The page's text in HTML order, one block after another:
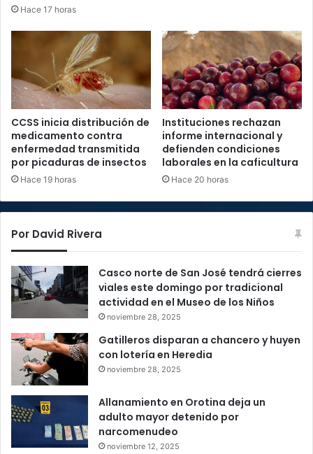
Hace 17 horas
CCSS inicia distribución de
medicamento contra
enfermedad transmitida
por picaduras de insectos
Hace 19 horas
Instituciones rechazan
informe internacional y
defienden condiciones
laborales en la caficultura
Hace 20 horas
Por David Rivera
Casco norte de San José tendrá cierres
viales este domingo por tradicional
actividad en el Museo de los Niños
noviembre 28, 2025
Gatilleros disparan a chancero y huyen
con lotería en Heredia
noviembre 28, 2025
Allanamiento en Orotina deja un
adulto mayor detenido por
narcomenudeo
noviembre 12, 2025